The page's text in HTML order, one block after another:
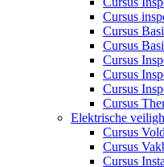
Cursus
Cursus
Cursus
Cursus
Cursus
Cursus
Cursus
Elektrische
Cursus
Cursus
Cursus